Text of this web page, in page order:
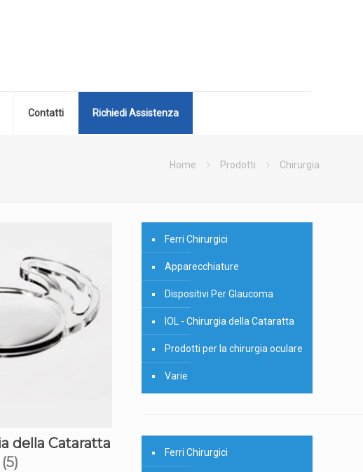
Contatti Richiedi Assistenza
Home Prodotti Chirurgia
della Cataratta
(5)
Ferri Chirurgici
Apparecchiature
Dispositivi Per Glaucoma
IOL - Chirurgia della Cataratta
Prodotti per la chirurgia oculare
Varie
Ferri Chirurgici